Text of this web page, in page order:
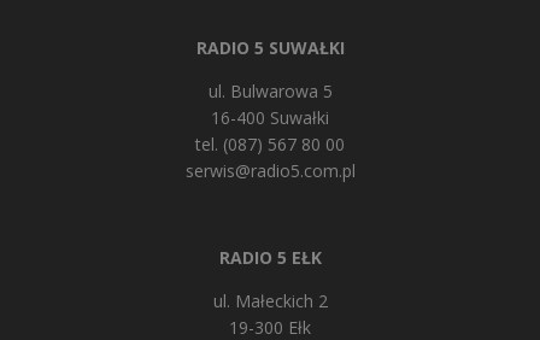
RADIO 5 SUWAŁKI
ul. Bulwarowa 5
16-400 Suwałki
tel. (087) 567 80 00
serwis@radio5.com.pl
RADIO 5 EŁK
ul. Małeckich 2
19-300 Ełk